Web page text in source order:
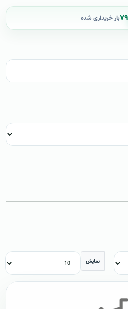
۷۹بار خریداری شده
نمایش